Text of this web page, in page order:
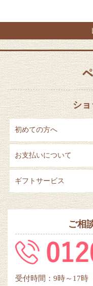
ショ
初めての方へ
お支払いについて
ギフトサービス
ご相
受付時間：9時～17時